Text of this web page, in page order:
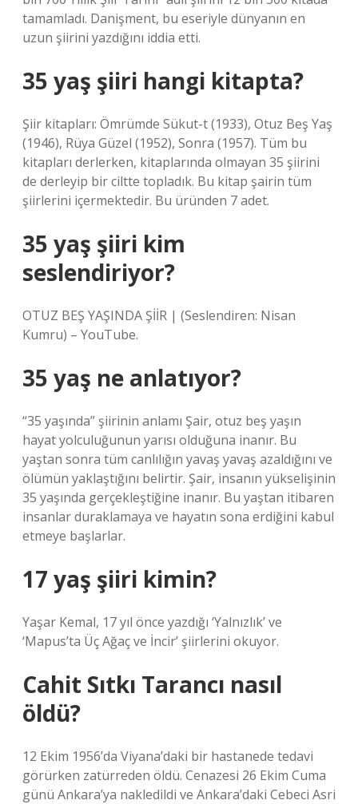
tamamladı. Danişment, bu eseriyle dünyanın en
uzun şiirini yazdığını iddia etti.
35 yaş şiiri hangi kitapta?
Şiir kitapları: Ömrümde Sükut-t (1933), Otuz Beş Yaş
(1946), Rüya Güzel (1952), Sonra (1957). Tüm bu
kitapları derlerken, kitaplarında olmayan 35 şiirini
de derleyip bir ciltte topladık. Bu kitap şairin tüm
şiirlerini içermektedir. Bu üründen 7 adet.
35 yaş şiiri kim
seslendiriyor?
OTUZ BEŞ YAŞINDA ŞİİR | (Seslendiren: Nisan
Kumru) – YouTube.
35 yaş ne anlatıyor?
“35 yaşında” şiirinin anlamı Şair, otuz beş yaşın
hayat yolculuğunun yarısı olduğuna inanır. Bu
yaştan sonra tüm canlılığın yavaş yavaş azaldığını ve
ölümün yaklaştığını belirtir. Şair, insanın yükselişinin
35 yaşında gerçekleştiğine inanır. Bu yaştan itibaren
insanlar duraklamaya ve hayatın sona erdiğini kabul
etmeye başlarlar.
17 yaş şiiri kimin?
Yaşar Kemal, 17 yıl önce yazdığı ‘Yalnızlık’ ve
‘Mapus’ta Üç Ağaç ve İncir’ şiirlerini okuyor.
Cahit Sıtkı Tarancı nasıl
öldü?
12 Ekim 1956’da Viyana’daki bir hastanede tedavi
görürken zatürreden öldü. Cenazesi 26 Ekim Cuma
günü Ankara’ya nakledildi ve Ankara’daki Cebeci Asri